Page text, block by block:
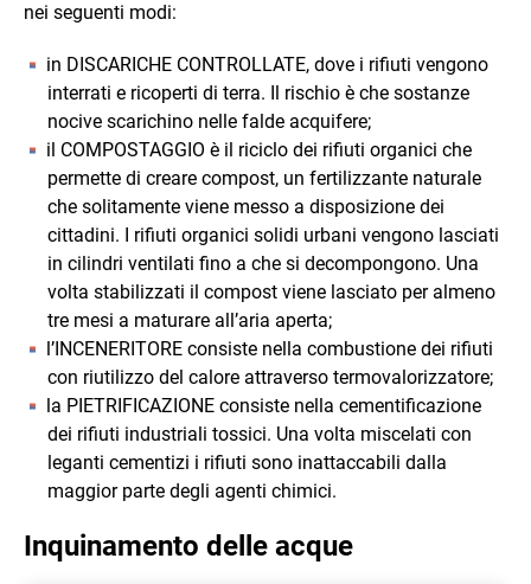
nei seguenti modi:
in DISCARICHE CONTROLLATE, dove i rifiuti vengono
interrati e ricoperti di terra. Il rischio è che sostanze
nocive scarichino nelle falde acquifere;
il COMPOSTAGGIO è il riciclo dei rifiuti organici che
permette di creare compost, un fertilizzante naturale
che solitamente viene messo a disposizione dei
cittadini. I rifiuti organici solidi urbani vengono lasciati
in cilindri ventilati fino a che si decompongono. Una
volta stabilizzati il compost viene lasciato per almeno
tre mesi a maturare all’aria aperta;
l’INCENERITORE consiste nella combustione dei rifiuti
con riutilizzo del calore attraverso termovalorizzatore;
la PIETRIFICAZIONE consiste nella cementificazione
dei rifiuti industriali tossici. Una volta miscelati con
leganti cementizi i rifiuti sono inattaccabili dalla
maggior parte degli agenti chimici.
Inquinamento delle acque